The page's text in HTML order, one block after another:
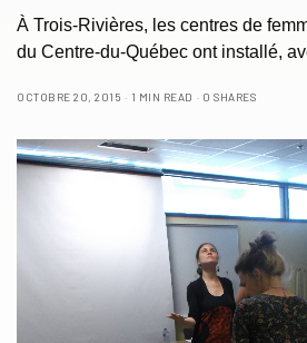
À Trois-Rivières, les centres de
du Centre-du-Québec ont installé,
OCTOBRE 20, 2015 1 MIN READ 0 SHARES